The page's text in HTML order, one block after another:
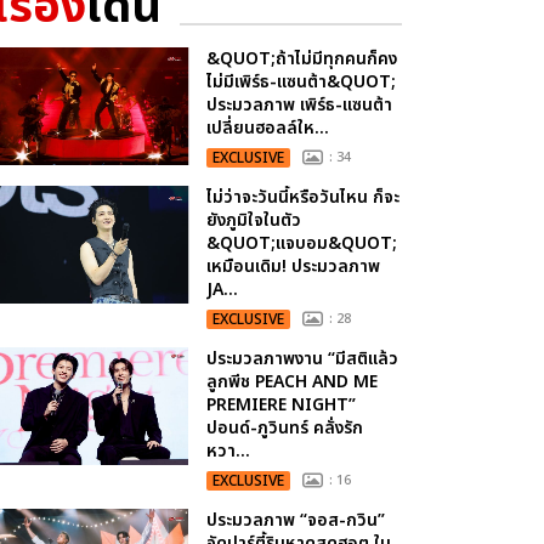
&QUOT;ถ้าไม่มีทุกคนก็คง
ไม่มีเพิร์ธ-แซนต้า&QUOT;
ประมวลภาพ เพิร์ธ-แซนต้า
เปลี่ยนฮอลล์ให...
EXCLUSIVE : 34
ไม่ว่าจะวันนี้หรือวันไหน ก็จะ
ยังภูมิใจในตัว
&QUOT;แจบอม&QUOT;
เหมือนเดิม! ประมวลภาพ
JA...
EXCLUSIVE : 28
ประมวลภาพงาน “มีสติแล้ว
ลูกพีช PEACH AND ME
PREMIERE NIGHT”
ปอนด์-ภูวินทร์ คลั่งรัก
หวา...
EXCLUSIVE : 16
ประมวลภาพ “จอส-กวิน”